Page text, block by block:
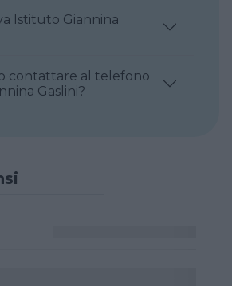
contattare al telefono
Gaslini?